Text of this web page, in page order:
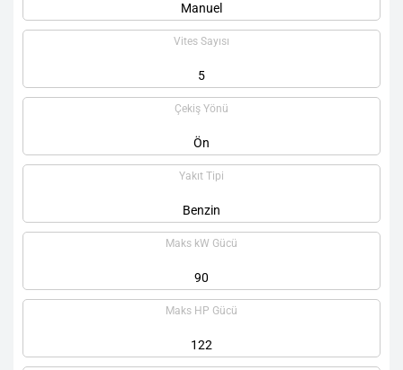
Manuel
Vites Sayısı
5
Çekiş Yönü
Ön
Yakıt Tipi
Benzin
Maks kW Gücü
90
Maks HP Gücü
122